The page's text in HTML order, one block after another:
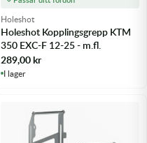
Holeshot
Holeshot Kopplingsgrepp KTM
350 EXC-F 12-25 - m.fl.
289,00kr
I lager